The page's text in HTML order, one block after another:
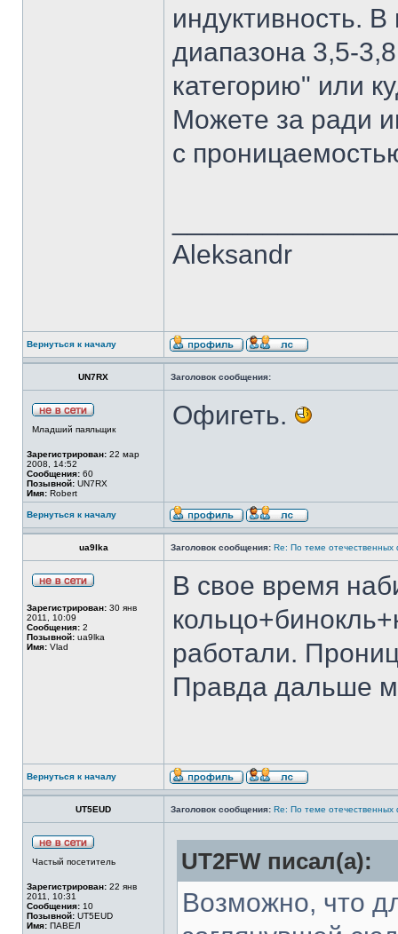
индуктивность.
диапазона 3,5-
категорию" или
Можете за ради
с
Aleksandr
Вернуться к началу
UN7RX Заголовок сообщения:
Младший паяльщик
Зарегистрирован: 22 мар
2008, 14:52
Сообщения: 60
Позывной: UN7RX
Имя: Robert
Офигеть.
Вернуться к началу
ua9lka Заголовок сообщения: Re: По теме отечественных
Зарегистрирован: 30 янв
2011, 10:09
Сообщения: 2
Позывной: ua9lka
Имя: Vlad
В свое время
работали.
Правда дальше
Вернуться к началу
UT5EUD Заголовок сообщения: Re: По теме отечественных
Частый посетитель
Зарегистрирован: 22 янв
2011, 10:31
Сообщения: 10
Позывной: UT5EUD
Имя: ПАВЕЛ
UT2FW писал(а):
Возможно, что